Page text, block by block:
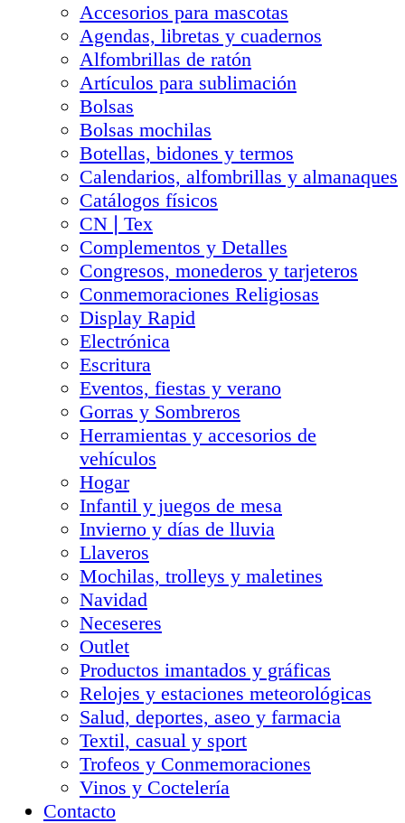
Accesorios para mascotas
Agendas, libretas y cuadernos
Alfombrillas de ratón
Artículos para sublimación
Bolsas
Bolsas mochilas
Botellas, bidones y termos
Calendarios, alfombrillas y almanaques
Catálogos físicos
CN❘Tex
Complementos y Detalles
Congresos, monederos y tarjeteros
Conmemoraciones Religiosas
Display Rapid
Electrónica
Escritura
Eventos, fiestas y verano
Gorras y Sombreros
Herramientas y accesorios de
vehículos
Hogar
Infantil y juegos de mesa
Invierno y días de lluvia
Llaveros
Mochilas, trolleys y maletines
Navidad
Neceseres
Outlet
Productos imantados y gráficas
Relojes y estaciones meteorológicas
Salud, deportes, aseo y farmacia
Textil, casual y sport
Trofeos y Conmemoraciones
Vinos y Coctelería
Contacto